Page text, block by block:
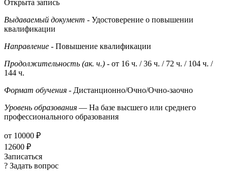
Открыта запись
Выдаваемый документ - Удостоверение о повышении
квалификации
Направление - Повышение квалификации
Продолжительность (ак. ч.) - от 16 ч. / 36 ч. / 72 ч. / 104 ч. /
144 ч.
Формат обучения - Дистанционно/Очно/Очно-заочно
Уровень образования — На базе высшего или среднего
профессионального образования
от 10000 ₽
12600 ₽
Записаться
? Задать вопрос